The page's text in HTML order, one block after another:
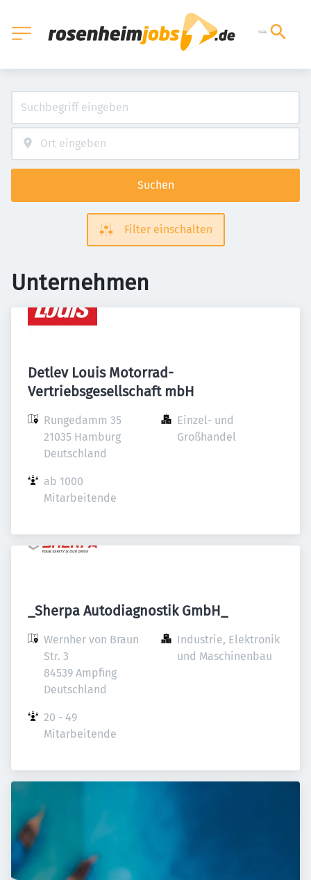
Suchen
Filter einschalten
Unternehmen
Detlev Louis Motorrad-
Vertriebsgesellschaft mbH
Rungedamm 35
21035 Hamburg
Deutschland
Einzel- und
Großhandel
ab 1000
Mitarbeitende
_Sherpa Autodiagnostik GmbH_
Wernher von Braun
Str. 3
84539 Ampfing
Deutschland
Industrie, Elektronik
und Maschinenbau
20 - 49
Mitarbeitende